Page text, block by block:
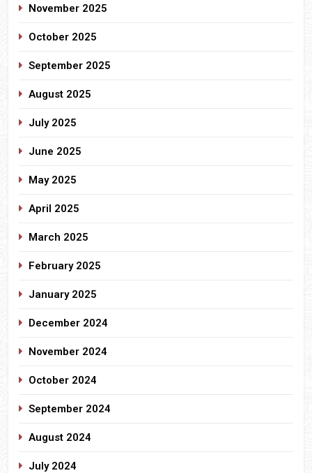
November 2025
October 2025
September 2025
August 2025
July 2025
June 2025
May 2025
April 2025
March 2025
February 2025
January 2025
December 2024
November 2024
October 2024
September 2024
August 2024
July 2024